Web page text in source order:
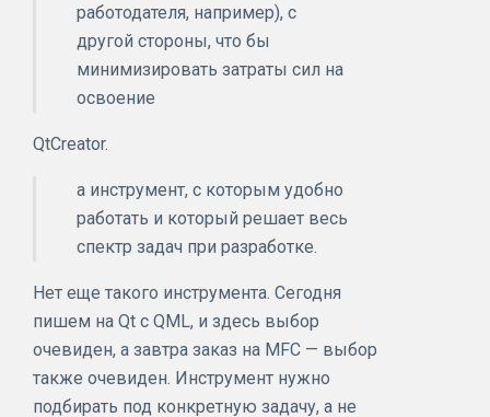
работодателя, например), с
другой стороны, что бы
минимизировать затраты сил на
освоение
QtCreator.
а инструмент, с которым удобно
работать и который решает весь
спектр задач при разработке.
Нет еще такого инструмента. Сегодня
пишем на Qt с QML, и здесь выбор
очевиден, а завтра заказ на MFC — выбор
также очевиден. Инструмент нужно
подбирать под конкретную задачу, а не